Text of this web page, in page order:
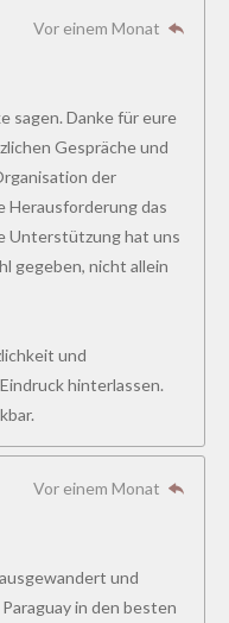
Vor einem Monat
sagen. Danke für eure
Gespräche und
der
Herausforderung das
Unterstützung hat uns
gegeben, nicht allein
und
hinterlassen.
Vor einem Monat
und
in den besten